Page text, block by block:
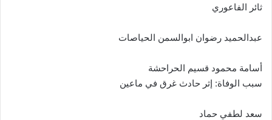
ثائر الفاعوري
عبدالحميد رضوان ابوالسمن الحياصات
أسامة محمود قسيم الحراحشة
سبب الوفاة: إثر حادث غرق في ماعين
سعد لطفي حماد